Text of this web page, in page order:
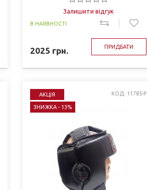
Залишити відгук
В НАЯВНОСТІ
2025 грн. ПРИДБАТИ
АКЦІЯ
ЗНИЖКА - 13%
КОД: 11785-P